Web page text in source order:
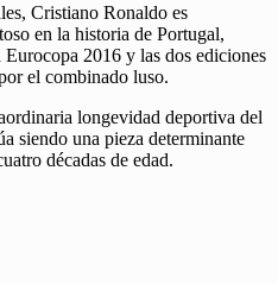
Cristiano Ronaldo es
en la historia de Portugal,
2016 y las dos ediciones
el combinado luso.
longevidad deportiva del
siendo una pieza determinante
décadas de edad.